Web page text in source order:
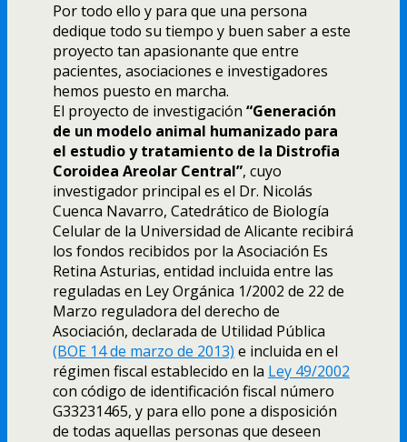
Por todo ello y para que una persona
dedique todo su tiempo y buen saber a este
proyecto tan apasionante que entre
pacientes, asociaciones e investigadores
hemos puesto en marcha.
El proyecto de investigación “Generación
de un modelo animal humanizado para
el estudio y tratamiento de la Distrofia
Coroidea Areolar Central”, cuyo
investigador principal es el Dr. Nicolás
Cuenca Navarro, Catedrático de Biología
Celular de la Universidad de Alicante recibirá
los fondos recibidos por la Asociación Es
Retina Asturias, entidad incluida entre las
reguladas en Ley Orgánica 1/2002 de 22 de
Marzo reguladora del derecho de
Asociación, declarada de Utilidad Pública
(BOE 14 de marzo de 2013) e incluida en el
régimen fiscal establecido en la Ley 49/2002
con código de identificación fiscal número
G33231465, y para ello pone a disposición
de todas aquellas personas que deseen